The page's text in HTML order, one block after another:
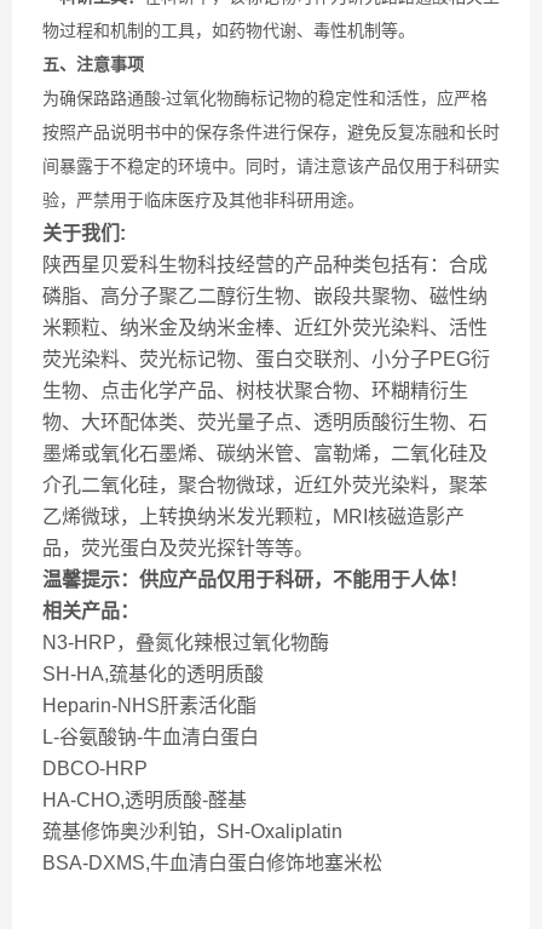
物过程和机制的工具，如药物代谢、毒性机制等。
五、注意事项
为确保路路通酸-过氧化物酶标记物的稳定性和活性，应严格
按照产品说明书中的保存条件进行保存，避免反复冻融和长时
间暴露于不稳定的环境中。同时，请注意该产品仅用于科研实
验，严禁用于临床医疗及其他非科研用途。
关于我们:
陕西星贝爱科生物科技经营的产品种类包括有：合成
磷脂、高分子聚乙二醇衍生物、嵌段共聚物、磁性纳
米颗粒、纳米金及纳米金棒、近红外荧光染料、活性
荧光染料、荧光标记物、蛋白交联剂、小分子PEG衍
生物、点击化学产品、树枝状聚合物、环糊精衍生
物、大环配体类、荧光量子点、透明质酸衍生物、石
墨烯或氧化石墨烯、碳纳米管、富勒烯，二氧化硅及
介孔二氧化硅，聚合物微球，近红外荧光染料，聚苯
乙烯微球，上转换纳米发光颗粒，MRI核磁造影产
品，荧光蛋白及荧光探针等等。
温馨提示：供应产品仅用于科研，不能用于人体！
相关产品：
N3-HRP，叠氮化辣根过氧化物酶
SH-HA,巯基化的透明质酸
Heparin-NHS肝素活化酯
L-谷氨酸钠-牛血清白蛋白
DBCO-HRP
HA-CHO,透明质酸-醛基
巯基修饰奥沙利铂，SH-Oxaliplatin
BSA-DXMS,牛血清白蛋白修饰地塞米松